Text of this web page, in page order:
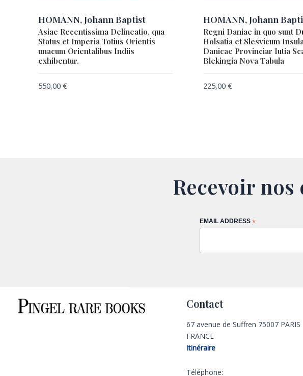
HOMANN, Johann Baptist
Asiae Recentissima Delineatio, qua
Status et Imperia Totius Orientis
unacum Orientalibus Indiis
exhibentur.
550,00 €
HOMANN, Johann
Regni Daniae in quo sunt
Holsatia et Slesvicum
Danicae Provinciar Iutia
Blekingia Nova Tabula
225,00 €
Recevoir
EMAIL ADDRESS *
Contact
67 avenue de Suffren 75007 PARIS
FRANCE
Itinéraire
Téléphone: